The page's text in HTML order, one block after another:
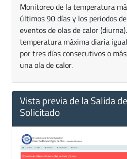
Monitoreo de la temperatura
últimos 90 días y los periodos
eventos de olas de calor
temperatura máxima diaria
por tres días consecutivos o
una ola de calor.
Vista previa de la Salida
Solicitado